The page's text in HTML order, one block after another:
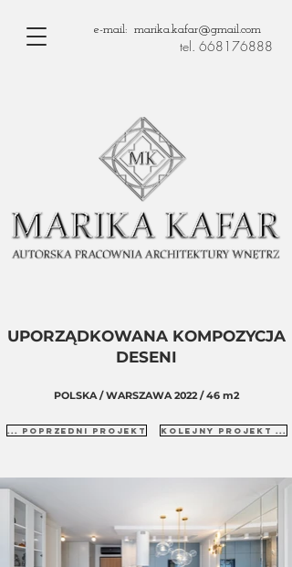
e-mail: marika.kafar@gmail.com
tel. 668176888
UPORZĄDKOWANA KOMPOZYCJA
DESENI
POLSKA / WARSZAWA 2022 /46 m2
... poprzedni projekt kolejny projekt ...